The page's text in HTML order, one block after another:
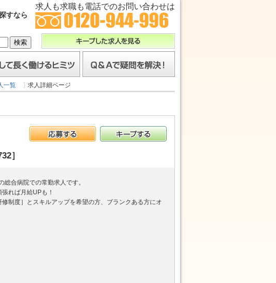
すなら
求人も求職も電話でのお問い合わせは
キープした求人を見る
長く働けるヒミツ
一覧 求人詳細ページ
］
合病院での常勤求人です。
れば月給UPも！
制度］とスキルアップを希望の方、ブランクある方にオ